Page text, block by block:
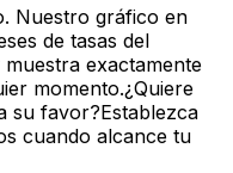
Nuestro gráfico en
de tasas del
exactamente
momento.¿Quiere
su favor?Establezca
cuando alcance tu